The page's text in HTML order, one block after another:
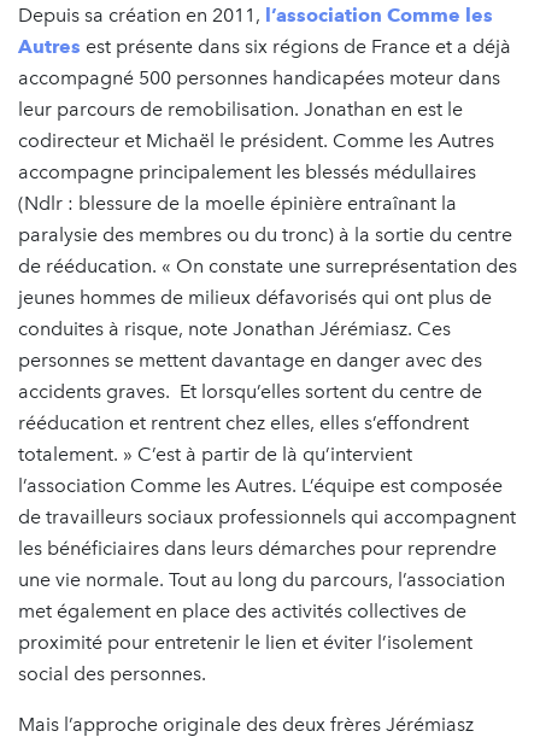
Depuis sa création en 2011, l’association Comme les
Autres est présente dans six régions de France et a déjà
accompagné 500 personnes handicapées moteur dans
leur parcours de remobilisation. Jonathan en est le
codirecteur et Michaël le président. Comme les Autres
accompagne principalement les blessés médullaires
(Ndlr : blessure de la moelle épinière entraînant la
paralysie des membres ou du tronc) à la sortie du centre
de rééducation. « On constate une surreprésentation des
jeunes hommes de milieux défavorisés qui ont plus de
conduites à risque, note Jonathan Jérémiasz. Ces
personnes se mettent davantage en danger avec des
accidents graves. Et lorsqu’elles sortent du centre de
rééducation et rentrent chez elles, elles s’effondrent
totalement. » C’est à partir de là qu’intervient
l’association Comme les Autres. L’équipe est composée
de travailleurs sociaux professionnels qui accompagnent
les bénéficiaires dans leurs démarches pour reprendre
une vie normale. Tout au long du parcours, l’association
met également en place des activités collectives de
proximité pour entretenir le lien et éviter l’isolement
social des personnes.
Mais l’approche originale des deux frères Jérémiasz